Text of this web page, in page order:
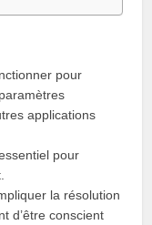
pour
applications
pour
la résolution
d’être conscient